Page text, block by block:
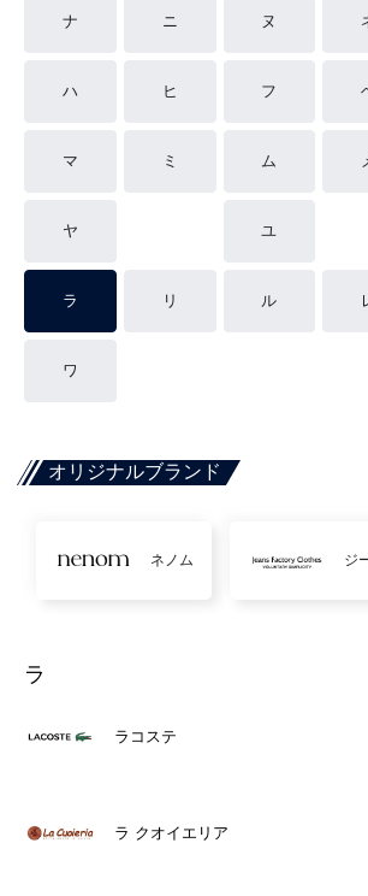
ナ ニ ヌ
ハ ヒ フ
マ ミ ム
ヤ ユ
ラ リ ル
ワ
オリジナルブランド
ネノム ジ
ラ
ラコステ
ラ クオイエリア